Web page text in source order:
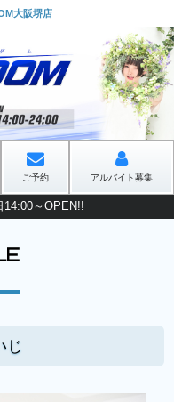
大阪堺店
ご予約 アルバイト募集
14:00～OPEN!!
じ